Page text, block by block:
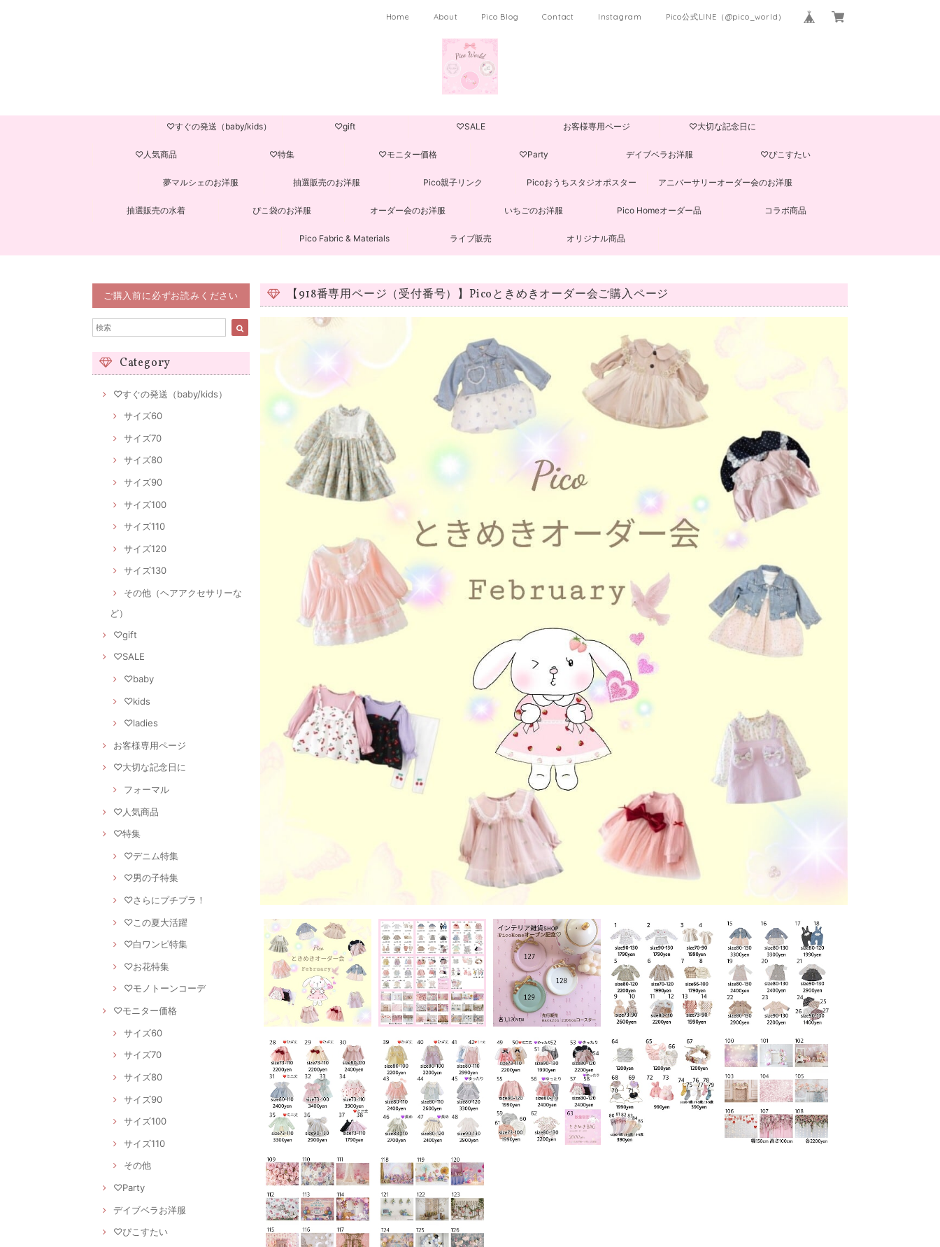
Home About Pico Blog Contact Instagram Pico公式LINE（@pico_world）
♡すぐの発送（baby/kids） ♡gift ♡SALE お客様専用ページ ♡大切な記念日に
♡人気商品 ♡特集 ♡モニター価格 ♡Party デイブベラお洋服 ♡ぴこすたい
夢マルシェのお洋服 抽選販売のお洋服 Pico親子リンク Picoおうちスタジオポスター アニバーサリーオーダー会のお洋服
抽選販売の水着 ぴこ袋のお洋服 オーダー会のお洋服 いちごのお洋服 Pico Homeオーダー品 コラボ商品
Pico Fabric & Materials ライブ販売 オリジナル商品
ご購入前に必ずお読みください
Category
♡すぐの発送（baby/kids）
サイズ60
サイズ70
サイズ80
サイズ90
サイズ100
サイズ110
サイズ120
サイズ130
その他（ヘアアクセサリーな
ど）
♡gift
♡SALE
♡baby
♡kids
♡ladies
お客様専用ページ
♡大切な記念日に
フォーマル
♡人気商品
♡特集
♡デニム特集
♡男の子特集
♡さらにプチプラ！
♡この夏大活躍
♡白ワンピ特集
♡お花特集
♡モノトーンコーデ
♡モニター価格
サイズ60
サイズ70
サイズ80
サイズ90
サイズ100
サイズ110
その他
♡Party
デイブベラお洋服
♡ぴこすたい
【918番専用ページ（受付番号）】Picoときめきオーダー会ご購入ページ